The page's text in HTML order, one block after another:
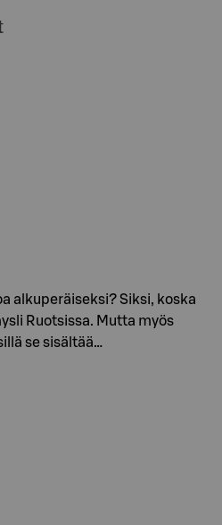
alkuperäiseksi? Siksi, koska
Ruotsissa. Mutta myös
se sisältää…